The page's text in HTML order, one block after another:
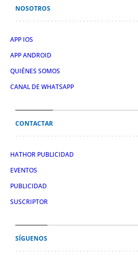
NOSOTROS
APP IOS
APP ANDROID
QUIÉNES SOMOS
CANAL DE WHATSAPP
CONTACTAR
HATHOR PUBLICIDAD
EVENTOS
PUBLICIDAD
SUSCRIPTOR
SÍGUENOS